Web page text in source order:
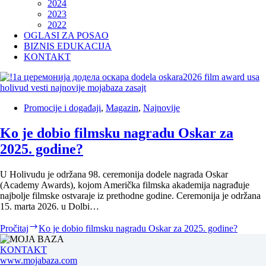
2024
2023
2022
OGLASI ZA POSAO
BIZNIS EDUKACIJA
KONTAKT
Promocije i događaji, Magazin, Najnovije
Ko je dobio filmsku nagradu Oskar za
2025. godine?
U Holivudu je održana 98. ceremonija dodele nagrada Oskar
(Academy Awards), kojom Američka filmska akademija nagrađuje
najbolje filmske ostvaraje iz prethodne godine. Ceremonija je održana
15. marta 2026. u Dolbi…
Pročitaj Ko je dobio filmsku nagradu Oskar za 2025. godine?
KONTAKT
www.mojabaza.com